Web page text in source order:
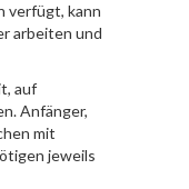
verfügt, kann
arbeiten und
auf
Anfänger,
mit
jeweils